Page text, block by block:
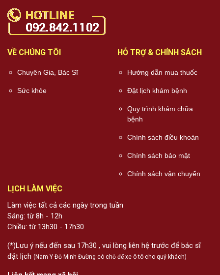
VỀ CHÚNG TÔI
Chuyên Gia, Bác Sĩ
Sức khỏe
HỖ TRỢ & CHÍNH SÁCH
Hướng dẫn mua thuốc
Đặt lịch khám bệnh
Quy trình khám chữa
bệnh
Chính sách điều khoản
Chính sách bảo mật
Chính sách vận chuyển
LỊCH LÀM VIỆC
Làm việc tất cả các ngày trong tuần
Sáng: từ 8h - 12h
Chiều: từ 13h30 - 17h30
(*)Lưu ý nếu đến sau 17h30 , vui lòng liên hệ trước để bác sĩ
đặt lịch (Nam Y Đỗ Minh Đường có chỗ để xe ô tô cho quý khách)